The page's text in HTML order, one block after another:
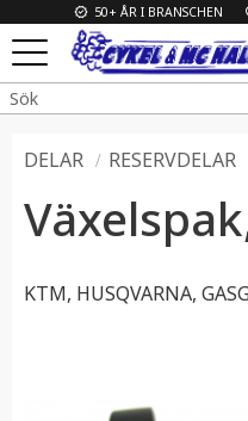
Meny
50+ ÅR I BRANSCHEN
DELAR RESERVDELAR
KTM, HUSQVARNA,